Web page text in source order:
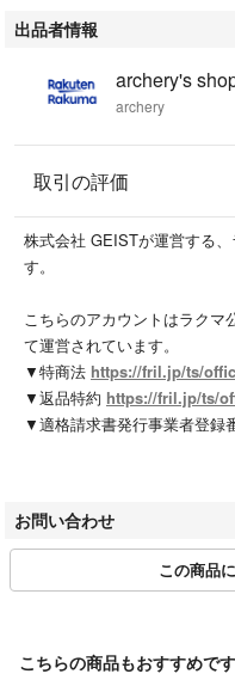
すが、お客様の表示環境など
※発送について--------------------
土・日・祝日（年末年始・
日より順次対応させていただき
※在庫について--------------------
・在庫管理には細心の注意を
ト、店舗にて販売をしている
その際、誠に勝手ながらご注
す。
※下部にございます【ショッ
出品者情報
archery's
archery
取引の評価
株式会社 GEISTが運営する
す。
こちらのアカウントはラクマ
て運営されています。
▼特商法 https://fril.jp/ts/
▼返品特約 https://fril.jp/ts/
▼適格請求書発行事業者登録
お問い合わせ
この商品
こちらの商品もおすすめです